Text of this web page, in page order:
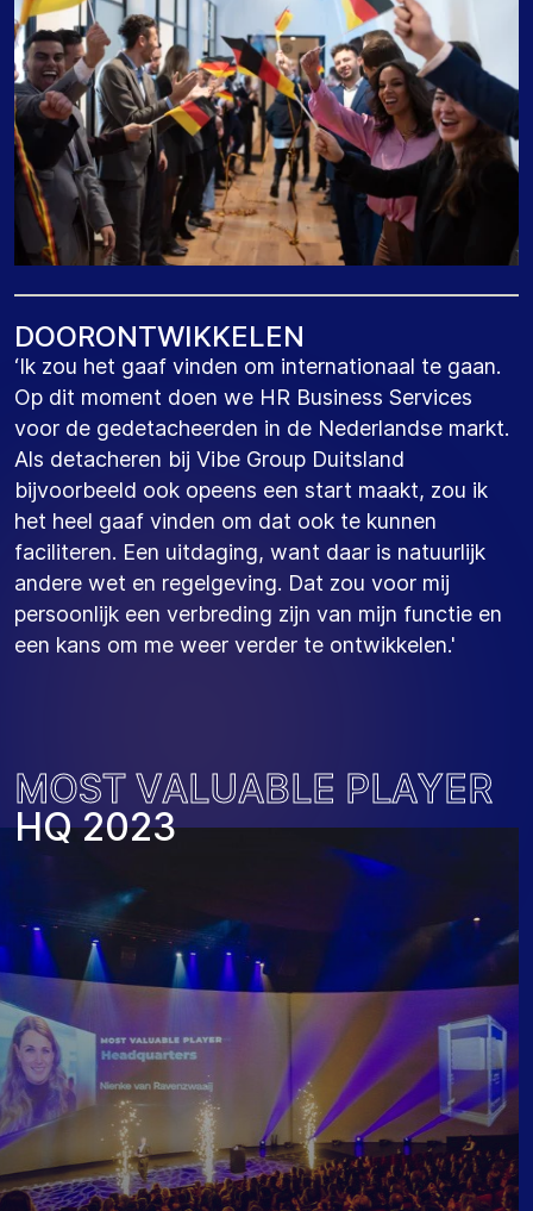
DOORONTWIKKELEN
‘Ik zou het gaaf vinden om internationaal te gaan.
Op dit moment doen we HR Business Services
voor de gedetacheerden in de Nederlandse markt.
Als detacheren bij Vibe Group Duitsland
bijvoorbeeld ook opeens een start maakt, zou ik
het heel gaaf vinden om dat ook te kunnen
faciliteren. Een uitdaging, want daar is natuurlijk
andere wet en regelgeving. Dat zou voor mij
persoonlijk een verbreding zijn van mijn functie en
een kans om me weer verder te ontwikkelen.'
MOST VALUABLE PLAYER
HQ 2023